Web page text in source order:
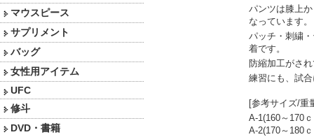
マウスピース
サプリメント
バッグ
女性用アイテム
UFC
修斗
DVD・書籍
パンツは膝上
なっています。
パッチ・刺繍
着です。
防縮加工がさ
練習にも、試
[参考サイズ/重
A-1(160～170
A-2(170～180